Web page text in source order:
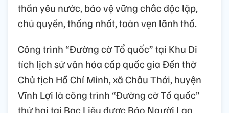
thần yêu nước, bảo vệ vững chắc độc lập,
chủ quyền, thống nhất, toàn vẹn lãnh thổ.
Công trình “Đường cờ Tổ quốc” tại Khu Di
tích lịch sử văn hóa cấp quốc gia Đền thờ
Chủ tịch Hồ Chí Minh, xã Châu Thới, huyện
Vĩnh Lợi là công trình “Đường cờ Tổ quốc”
thứ hai tại Bạc Liêu được Báo Người Lao